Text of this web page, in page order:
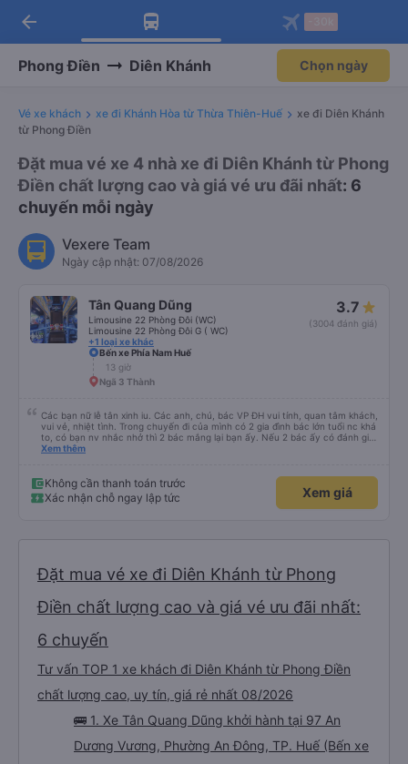
Tải app Vexere ngay!
Nhận ưu đãi thành viên độc
Mở app
Tải app Vexere
-30k/ghế khi đặt vé máy bay qua
Mở app
arrow_back
Phong Điền Diên Khánh Chọn ngày
Vé xe khách xe đi Khánh Hòa từ Thừa Thiên-Huế
xe đi Diên Khánh
từ Phong Điền
Đặt mua vé xe 4 nhà xe đi Diên Khánh từ Phong
Điền chất lượng cao và giá vé ưu đãi nhất: 6
chuyến mỗi ngày
Vexere Team
Ngày cập nhật: 07/08/2026
Tân Quang Dũng
Limousine 22 Phòng Đôi (WC)
Limousine 22 Phòng Đôi G ( WC)
+1 loại xe khác
3.7
(3004 đánh giá)
Bến xe Phía Nam Huế
13 giờ
Ngã 3 Thành
Các bạn nữ lễ tân xinh iu. Các anh, chú, bác VP ĐH vui tính, quan tâm khách,
vui vẻ, nhiệt tình. Trong chuyến đi của mình có 2 gia đình bác lớn tuổi nc khá
to, có bạn nv nhắc nhở thì 2 bác mắng lại bạn ấy. Nếu 2 bác ấy có đánh giá
xấu thì mình ngược lại nha. Bạn ấy nhắc nhở rất đúng. 2 bác nói rất to. To
bạn ấy nha. Nếu bạn ấy bị trừ thì bảo bạn ấy liên hệ sđt của mình, mình hỗ
trợ ạ. Số mình đuôi 666, chuyến ĐH-NT ngày 16/1. À các bạn nữ lễ tân xinh
iu còn đổi cho mình phòng đơn sang đôi xong còn note là (một mình) yêu
Xem thêm
Không cần thanh toán trước
Xác nhận chỗ ngay lập tức
Xem giá
Đặt mua vé xe đi Diên Khánh từ Phong
Điền chất lượng cao và giá vé ưu đãi nhất:
6 chuyến
Tư vấn TOP 1 xe khách đi Diên Khánh từ Phong Điền
chất lượng cao, uy tín, giá rẻ nhất 08/2026
🚌 1. Xe Tân Quang Dũng khởi hành tại 97 An
Dương Vương, Phường An Đông, TP. Huế (Bến xe